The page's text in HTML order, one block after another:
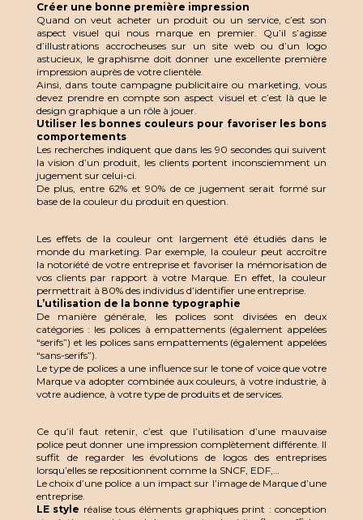
Créer une bonne première impression
Quand on veut acheter un produit ou un service, c’est son
aspect visuel qui nous marque en premier. Qu’il s’agisse
d’illustrations accrocheuses sur un site web ou d’un logo
astucieux, le graphisme doit donner une excellente première
impression auprès de votre clientèle.
Ainsi, dans toute campagne publicitaire ou marketing, vous
devez prendre en compte son aspect visuel et c’est là que le
design graphique a un rôle à jouer.
Utiliser les bonnes couleurs pour favoriser les bons
comportements
Les recherches indiquent que dans les 90 secondes qui suivent
la vision d’un produit, les clients portent inconsciemment un
jugement sur celui-ci.
De plus, entre 62% et 90% de ce jugement serait formé sur
base de la couleur du produit en question.
Les effets de la couleur ont largement été étudiés dans le
monde du marketing. Par exemple, la couleur peut accroître
la notoriété de votre entreprise et favoriser la mémorisation de
vos clients par rapport à votre Marque. En effet, la couleur
permettrait à 80% des individus d’identifier une entreprise.
L’utilisation de la bonne typographie
De manière générale, les polices sont divisées en deux
catégories : les polices à empattements (également appelées
“serifs”) et les polices sans empattements (également appelées
“sans-serifs”).
Le type de polices a une influence sur le tone of voice que votre
Marque va adopter combinée aux couleurs, à votre industrie, à
votre audience, à votre type de produits et de services.
Ce qu’il faut retenir, c’est que l’utilisation d’une mauvaise
police peut donner une impression complètement différente. Il
suffit de regarder les évolutions de logos des entreprises
lorsqu’elles se repositionnent comme la SNCF, EDF,…
Le choix d’une police a un impact sur l’image de Marque d’une
entreprise.
LE style réalise tous éléments graphiques print : conception